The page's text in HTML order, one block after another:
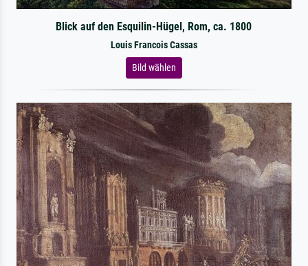
Blick auf den Esquilin-Hügel, Rom, ca. 1800
Louis Francois Cassas
Bild wählen